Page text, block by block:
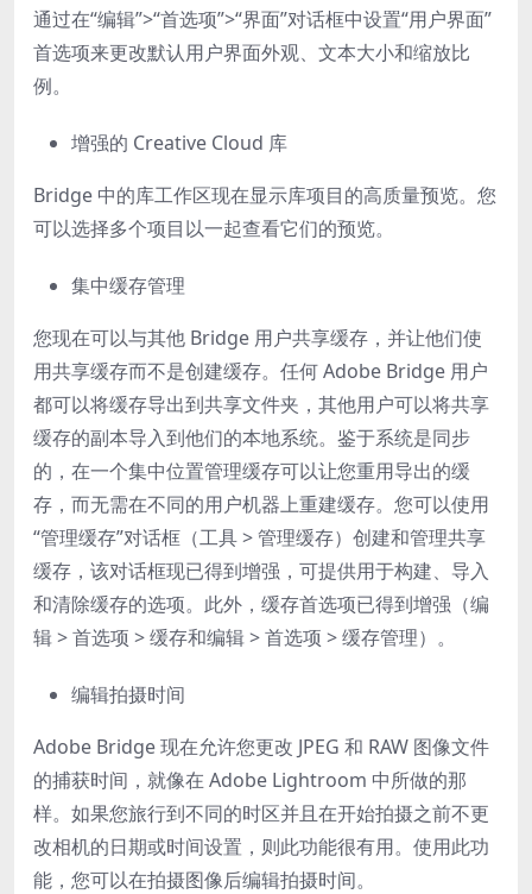
通过在“编辑”>“首选项”>“界面”对话框中设置“用户界面”
首选项来更改默认用户界面外观、文本大小和缩放比
例。
增强的 Creative Cloud 库
Bridge 中的库工作区现在显示库项目的高质量预览。您
可以选择多个项目以一起查看它们的预览。
集中缓存管理
您现在可以与其他 Bridge 用户共享缓存，并让他们使
用共享缓存而不是创建缓存。任何 Adobe Bridge 用户
都可以将缓存导出到共享文件夹，其他用户可以将共享
缓存的副本导入到他们的本地系统。鉴于系统是同步
的，在一个集中位置管理缓存可以让您重用导出的缓
存，而无需在不同的用户机器上重建缓存。您可以使用
“管理缓存”对话框（工具 > 管理缓存）创建和管理共享
缓存，该对话框现已得到增强，可提供用于构建、导入
和清除缓存的选项。此外，缓存首选项已得到增强（编
辑 > 首选项 > 缓存和编辑 > 首选项 > 缓存管理）。
编辑拍摄时间
Adobe Bridge 现在允许您更改 JPEG 和 RAW 图像文件
的捕获时间，就像在 Adobe Lightroom 中所做的那
样。如果您旅行到不同的时区并且在开始拍摄之前不更
改相机的日期或时间设置，则此功能很有用。使用此功
能，您可以在拍摄图像后编辑拍摄时间。